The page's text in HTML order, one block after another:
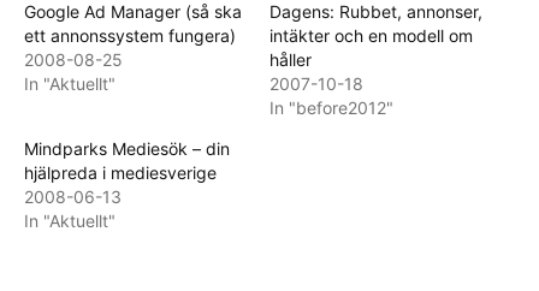
Google Ad Manager (så ska
ett annonssystem fungera)
2008-08-25
In "Aktuellt"
Dagens: Rubbet, annonser,
intäkter och en modell om
håller
2007-10-18
In "before2012"
Mindparks Mediesök – din
hjälpreda i mediesverige
2008-06-13
In "Aktuellt"